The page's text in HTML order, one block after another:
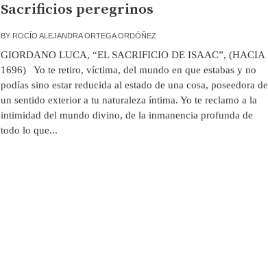
Sacrificios peregrinos
BY ROCÍO ALEJANDRA ORTEGA ORDÓÑEZ
GIORDANO LUCA, “EL SACRIFICIO DE ISAAC”, (HACIA
1696) Yo te retiro, víctima, del mundo en que estabas y no
podías sino estar reducida al estado de una cosa, poseedora de
un sentido exterior a tu naturaleza íntima. Yo te reclamo a la
intimidad del mundo divino, de la inmanencia profunda de
todo lo que...